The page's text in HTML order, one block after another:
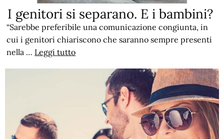
I genitori si separano. E i bambini?
“Sarebbe preferibile una comunicazione congiunta, in
cui i genitori chiariscono che saranno sempre presenti
nella … Leggi tutto